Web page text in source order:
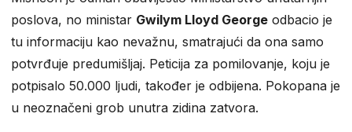
poslova, no ministar Gwilym Lloyd George odbacio je
tu informaciju kao nevažnu, smatrajući da ona samo
potvrđuje predumišljaj. Peticija za pomilovanje, koju je
potpisalo 50.000 ljudi, također je odbijena. Pokopana je
u neoznačeni grob unutra zidina zatvora.